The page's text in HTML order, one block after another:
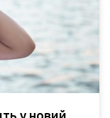
у новий